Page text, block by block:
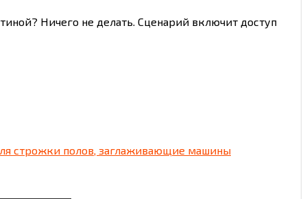
Ничего не делать. Сценарий включит доступ
строжки полов, заглаживающие машины